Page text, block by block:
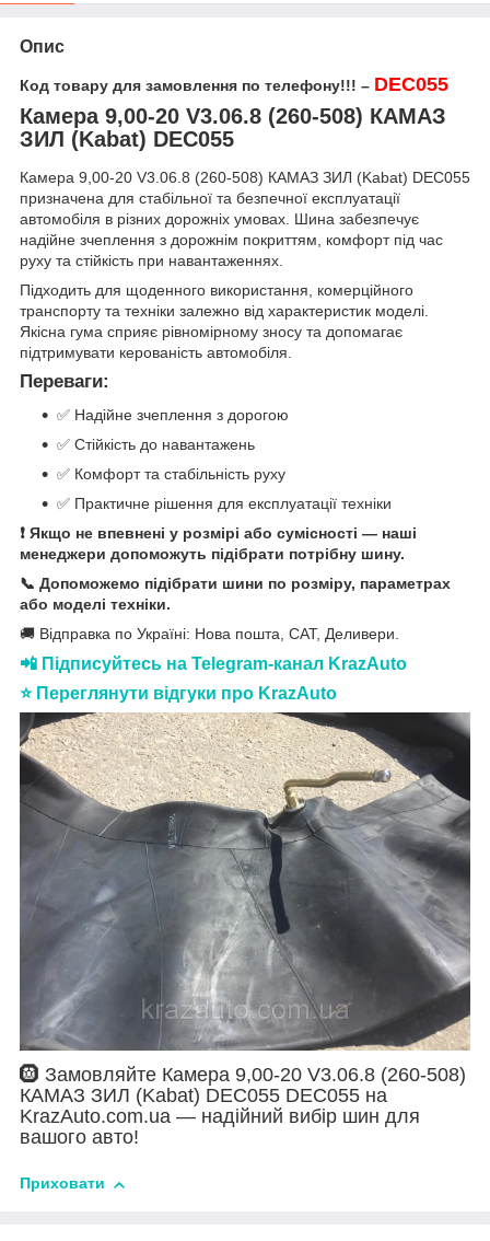
Опис
Код товару для замовлення по телефону!!! – DEC055
Камера 9,00-20 V3.06.8 (260-508) КАМАЗ
ЗИЛ (Kabat) DEC055
Камера 9,00-20 V3.06.8 (260-508) КАМАЗ ЗИЛ (Kabat) DEC055
призначена для стабільної та безпечної експлуатації
автомобіля в різних дорожніх умовах. Шина забезпечує
надійне зчеплення з дорожнім покриттям, комфорт під час
руху та стійкість при навантаженнях.
Підходить для щоденного використання, комерційного
транспорту та техніки залежно від характеристик моделі.
Якісна гума сприяє рівномірному зносу та допомагає
підтримувати керованість автомобіля.
Переваги:
✅ Надійне зчеплення з дорогою
✅ Стійкість до навантажень
✅ Комфорт та стабільність руху
✅ Практичне рішення для експлуатації техніки
❗ Якщо не впевнені у розмірі або сумісності — наші
менеджери допоможуть підібрати потрібну шину.
📞 Допоможемо підібрати шини по розміру, параметрах
або моделі техніки.
🚚 Відправка по Україні: Нова пошта, САТ, Деливери.
📲 Підписуйтесь на Telegram-канал KrazAuto
⭐ Переглянути відгуки про KrazAuto
🛞 Замовляйте Камера 9,00-20 V3.06.8 (260-508)
КАМАЗ ЗИЛ (Kabat) DEC055 DEC055 на
KrazAuto.com.ua — надійний вибір шин для
вашого авто!
Приховати